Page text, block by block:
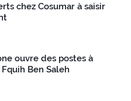
chez Cosumar à saisir
ouvre des postes à
Ben Saleh